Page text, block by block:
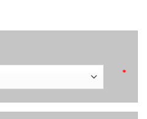
*